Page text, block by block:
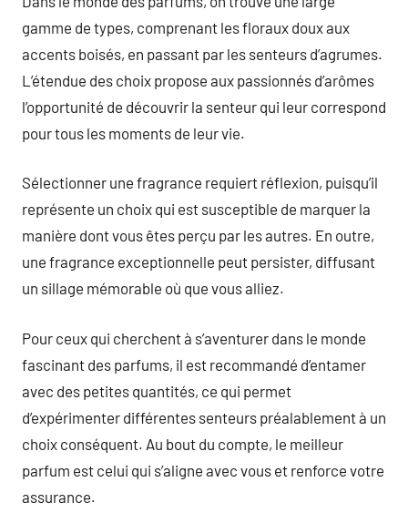
gamme de types, comprenant les floraux doux aux
accents boisés, en passant par les senteurs d’agrumes.
L’étendue des choix propose aux passionnés d’arômes
l’opportunité de découvrir la senteur qui leur correspond
pour tous les moments de leur vie.
Sélectionner une fragrance requiert réflexion, puisqu’il
représente un choix qui est susceptible de marquer la
manière dont vous êtes perçu par les autres. En outre,
une fragrance exceptionnelle peut persister, diffusant
un sillage mémorable où que vous alliez.
Pour ceux qui cherchent à s’aventurer dans le monde
fascinant des parfums, il est recommandé d’entamer
avec des petites quantités, ce qui permet
d’expérimenter différentes senteurs préalablement à un
choix conséquent. Au bout du compte, le meilleur
parfum est celui qui s’aligne avec vous et renforce votre
assurance.